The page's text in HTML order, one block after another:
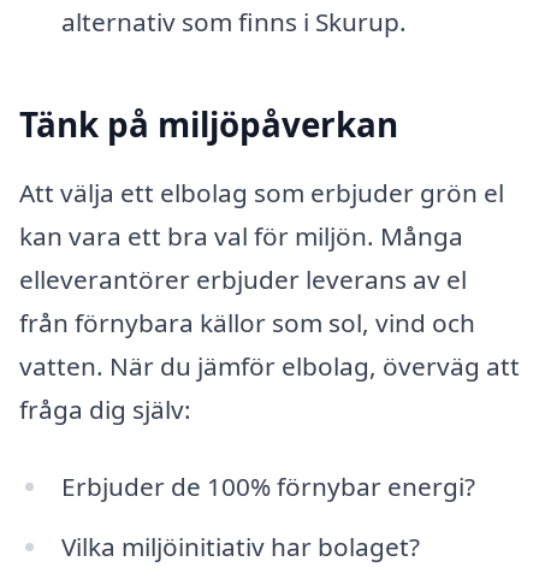
alternativ som finns i Skurup.
Tänk på miljöpåverkan
Att välja ett elbolag som erbjuder grön el
kan vara ett bra val för miljön. Många
elleverantörer erbjuder leverans av el
från förnybara källor som sol, vind och
vatten. När du jämför elbolag, överväg att
fråga dig själv:
Erbjuder de 100% förnybar energi?
Vilka miljöinitiativ har bolaget?